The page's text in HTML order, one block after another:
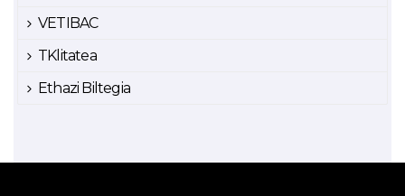
VETIBAC
TKlitatea
Ethazi Biltegia